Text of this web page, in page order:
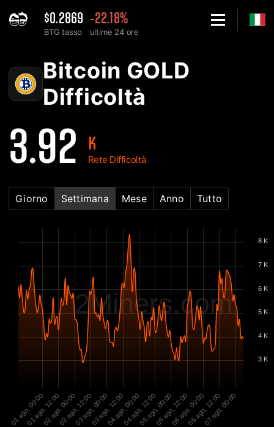
$0.2869
BTG tasso
-22.18%
ultime 24 ore
Bitcoin GOLD
Difficoltà
3.92 K
Rete Difficoltà
Giorno Settimana Mese Anno Tutto
2Miners.com
01 ago, 00:00
01 ago, 12:0002 ago, 00:0002 ago, 12:0003 ago, 00:0003 ago, 12:0004 ago, 00:0004 ago, 12:0005 ago, 00:0005 ago, 12:0006 ago, 00:0006 ago, 12:00
07 ago, 00:00
3 K
4 K
5 K
6 K
7 K
8 K